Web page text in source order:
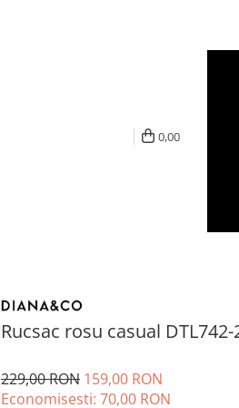
0,00
Rucsac rosu casual DTL742-
229,00 RON 159,00 RON
Economisesti: 70,00 RON